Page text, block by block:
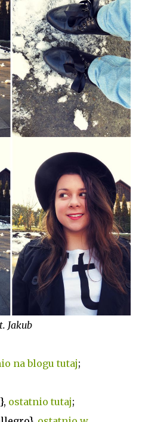
Jakub
na blogu tutaj;
ostatnio tutaj;